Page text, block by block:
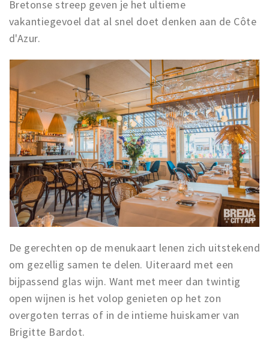
Bretonse streep geven je het ultieme
vakantiegevoel dat al snel doet denken aan de Côte
d'Azur.
De gerechten op de menukaart lenen zich uitstekend
om gezellig samen te delen. Uiteraard met een
bijpassend glas wijn. Want met meer dan twintig
open wijnen is het volop genieten op het zon
overgoten terras of in de intieme huiskamer van
Brigitte Bardot.